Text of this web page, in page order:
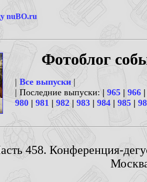
nuBO.ru
Фотоблог
| Все выпуски |
| Последние выпуски: | 965 | 966 |
980 | 981 | 982 | 983 | 984 | 985 |
458. Конференция-